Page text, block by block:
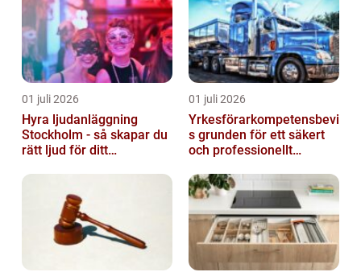
01 juli 2026
Hyra ljudanläggning
Stockholm - så skapar du
rätt ljud för ditt
01 juli 2026
Yrkesförarkompetensbevi
s grunden för ett säkert
och professionellt